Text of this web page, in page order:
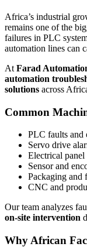
Africa’s industrial
remains one of the
failures in PLC
automation lines can
At Farad
automation
solutions across
Common
PLC faults and
Servo drive
Electrical
Sensor and
Packaging and
CNC and
Our team analyzes
on-site intervention
Why African